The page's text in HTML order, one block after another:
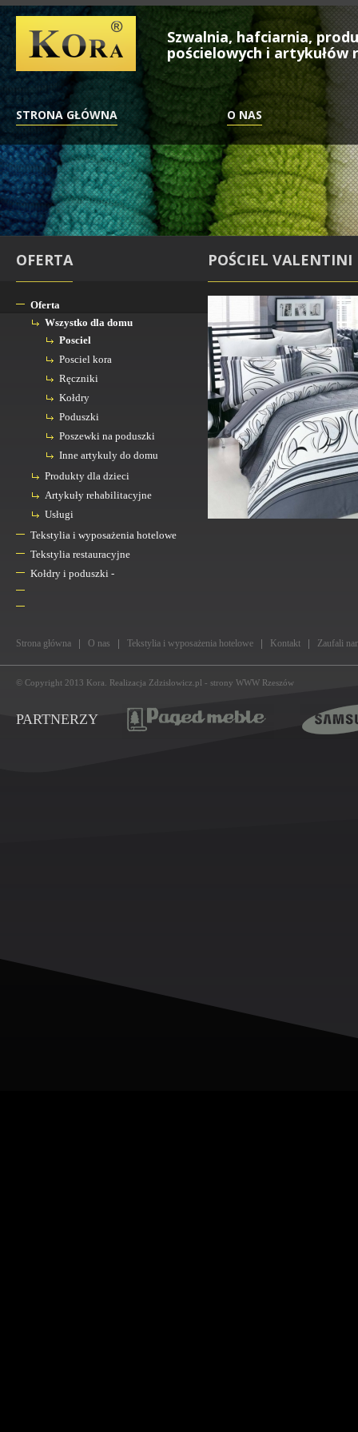
Szwalnia, hafciarnia,
pościelowych i artykułów
STRONA GŁÓWNA O NAS
OFERTA
Oferta
Wszystko dla domu
Posciel
Posciel kora
Ręczniki
Kołdry
Poduszki
Poszewki na poduszki
Inne artykuly do domu
Produkty dla dzieci
Artykuły rehabilitacyjne
Usługi
Tekstylia i wyposażenia hotelowe
Tekstylia restauracyjne
Kołdry i poduszki -
POŚCIEL VALENTINI
Strona główna O nas Tekstylia i wyposażenia hotelowe Kontakt Zaufali
© Copyright 2013 Kora . Realizacja Zdzislowicz.pl - strony WWW Rzeszów
PARTNERZY